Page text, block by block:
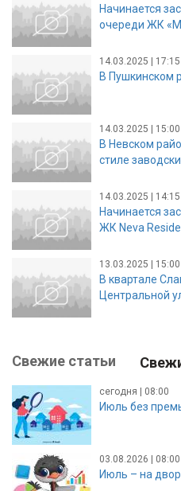
Начинается
очереди ЖК
14.03.2025 | 17:15
В Пушкинском
14.03.2025 | 15:00
В Невском
стиле
14.03.2025 | 14:15
Начинается
ЖК Neva
13.03.2025 | 15:00
В квартале
Центральной
Свежие статьи
сегодня | 08:00
Июль без
03.08.2026 | 08:00
Июль – на